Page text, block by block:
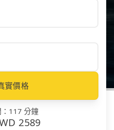
實價格
： 117 分鐘
2589